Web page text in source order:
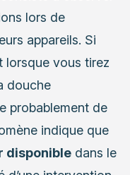
lors de
appareils. Si
lorsque vous tirez
douche
probablement de
indique que
disponible dans le